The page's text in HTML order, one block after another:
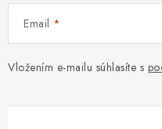
Email
Vložením e-mailu súhlasíte s